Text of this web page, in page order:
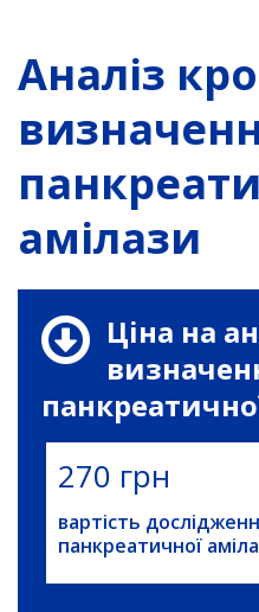
Аналіз
амілази
Ціна на
270 грн
вартість
панкреатичної